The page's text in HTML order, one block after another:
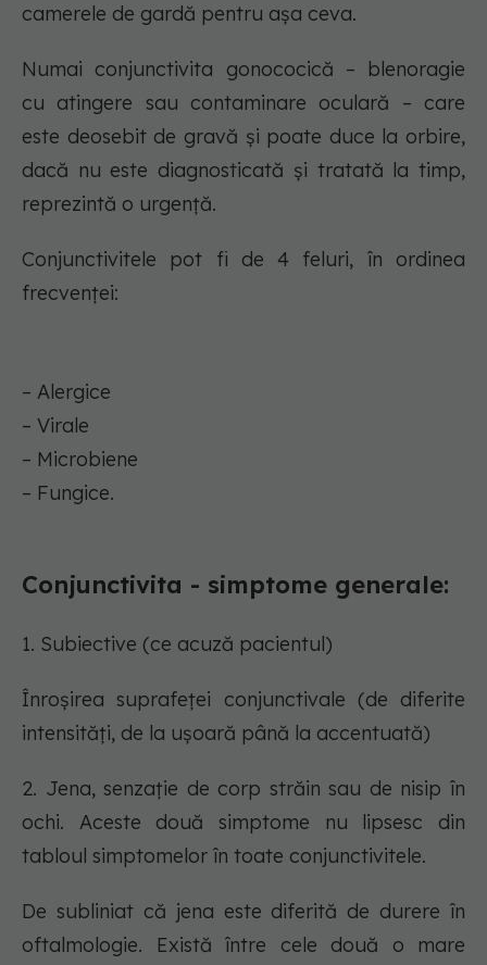
camerele de gardă pentru aşa ceva.
Numai conjunctivita gonococică – blenoragie
cu atingere sau contaminare oculară – care
este deosebit de gravă şi poate duce la orbire,
dacă nu este diagnosticată şi tratată la timp,
reprezintă o urgenţă.
Conjunctivitele pot fi de 4 feluri, în ordinea
frecvenţei:
– Alergice
– Virale
– Microbiene
– Fungice.
Conjunctivita - simptome generale:
1. Subiective (ce acuză pacientul)
Înroşirea suprafeţei conjunctivale (de diferite
intensităţi, de la uşoară până la accentuată)
2. Jena, senzaţie de corp străin sau de nisip în
ochi. Aceste două simptome nu lipsesc din
tabloul simptomelor în toate conjunctivitele.
De subliniat că jena este diferită de durere în
oftalmologie. Există între cele două o mare